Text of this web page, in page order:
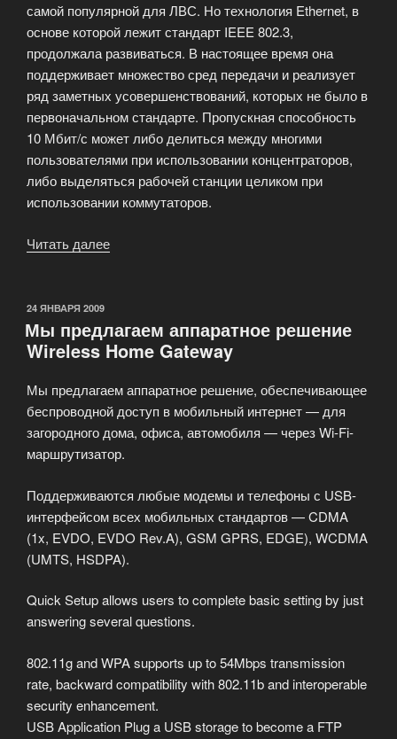
самой популярной для ЛВС. Но технология Ethernet, в
основе которой лежит стандарт IEEE 802.3,
продолжала развиваться. В настоящее время она
поддерживает множество сред передачи и реализует
ряд заметных усовершенствований, которых не было в
первоначальном стандарте. Пропускная способность
10 Мбит/с может либо делиться между многими
пользователями при использовании концентраторов,
либо выделяться рабочей станции целиком при
использовании коммутаторов.
Читать далее
Internet
(по
Ethernet)»
ОПУБЛИКОВАНО
24 ЯНВАРЯ 2009
Мы предлагаем аппаратное решение
Wireless Home Gateway
Мы предлагаем аппаратное решение, обеспечивающее
беспроводной доступ в мобильный интернет — для
загородного дома, офиса, автомобиля — через Wi-Fi-
маршрутизатор.
Поддерживаются любые модемы и телефоны с USB-
интерфейсом всех мобильных стандартов — CDMA
(1x, EVDO, EVDO Rev.A), GSM GPRS, EDGE), WCDMA
(UMTS, HSDPA).
Quick Setup allows users to complete basic setting by just
answering several questions.
802.11g and WPA supports up to 54Mbps transmission
rate, backward compatibility with 802.11b and interoperable
security enhancement.
USB Application Plug a USB storage to become a FTP